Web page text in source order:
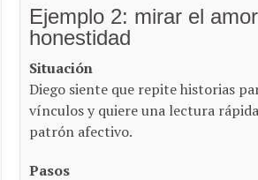
Ejemplo 2: mirar el
honestidad
Situación
Diego siente que repite historias
vínculos y quiere una lectura
patrón afectivo.
Pasos